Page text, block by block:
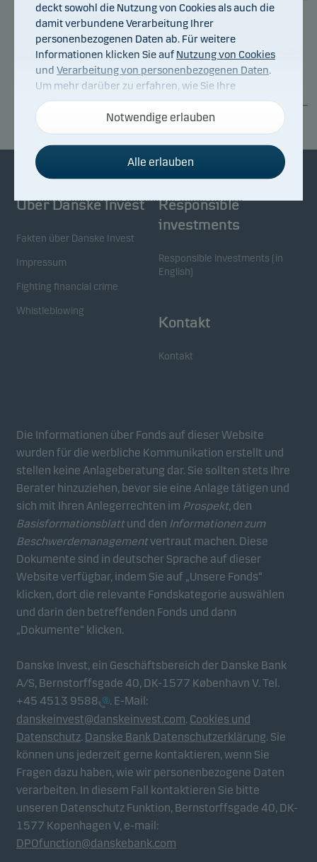
Danske
Invest SICAV
Global
Inflation
Linked
Bond Short
Duration
–
0,10
+0,14 –0,19
Über Danske Invest
Fakten über Danske Invest
Impressum
Fighting financial crime
Whistleblowing
Responsible
investments
Responsible investments (in
English)
Kontakt
Kontakt
Die Informationen über Fonds auf dieser Website
wurden für die werbliche Kommunikation erstellt und
stellen keine Anlageberatung dar. Sie sollten stets Ihre
Berater hinzuziehen, bevor sie eine Anlage tätigen und
sich mit Ihren Anlegerrechten im Prospekt, den
Basisformationsblattund den Informationen zum
Beschwerdemanagementvertraut machen. Diese
Dokumente sind in deutscher Sprache auf dieser
Website verfügbar, indem Sie auf „Unsere Fonds“
klicken, dort die relevante Fondskategorie auswählen
und darin den betreffenden Fonds und dann
„Dokumente“ klicken.
Danske Invest, ein Geschäftsbereich der Danske Bank
A/S, Bernstorffsgade 40, DK-1577 København V. Tel.
+45 4513 9588
. E-Mail:
danskeinvest@danskeinvest.com. Cookies und
Datenschutz. Danske Bank Datenschutzerklärung. Sie
können uns jederzeit gerne kontaktieren, wenn Sie
Fragen dazu haben, wie wir personenbezogene Daten
verarbeiten. In diesem Fall kontaktieren Sie bitte
unseren Datenschutz Funktion, Bernstorffsgade 40, DK-
1577 Kopenhagen V, e-mail:
DPOfunction@danskebank.com
deckt sowohl die Nutzung von Cookies als auch die
damit verbundene Verarbeitung Ihrer
personenbezogenen Daten ab. Für weitere
Informationen klicken Sie auf Nutzung von Cookies
und Verarbeitung von personenbezogenen Daten.
Um mehr darüber zu erfahren, wie Sie Ihre
Einwilligung widerrufen können, klicken Sie auf den
Link für die
Cookies und Datenschutzunten auf
unserer Website.
Notwendige Cookies
Diese Cookies sind notwendig, damit unsere
Funktionelle Cookies
Funktionelle (oder sogenannte Präferenz-)Cookies
Einstellungen zu speichern, die Sie auswählen und
Sie können diese Cookies im Cookie-Banner
Diese Cookies verwenden wir, um das Verhalten der
Benutzer unserer Websites auf aggregierter Ebene
nachzuverfolgen. So können wir die Leistung
unserer Websites messen und sie optimieren.
Werbe-Cookies
Durch diese Cookies können wir Sie (Ihr Gerät)
identifizieren und Ihr Verhalten analysieren, um
Ihnen relevante Inhalte bereitzustellen.
Notwendige erlauben
Alle erlauben